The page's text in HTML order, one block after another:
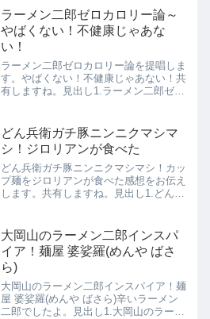
ラーメン二郎ゼロカロリー論～
やばくない！不健康じゃあな
い！
ラーメン二郎ゼロカロリー論を提唱しま
す。やばくない！不健康じゃあない！共
有しますね。見出し1.ラーメン二郎ゼロ
証する方法と効果、根拠スポンサーリン
ク (adsbygo...
どん兵衛ガチ豚ニンニクマシマ
シ！ジロリアンが食べた
どん兵衛ガチ豚ニンニクマシマシ！カッ
プ麺をジロリアンが食べた感想をお伝え
します。共有しますね。見出し1.どん兵
であえて言うならこの店！3.カップ麺の
中ではカナリ好きな...
大岡山のラーメン二郎インスパ
イア！麺屋 婆娑羅(めんや ばさ
ら)
大岡山のラーメン二郎インスパイア！麺
屋 婆娑羅(めんや ばさら)辛いラーメン
二郎でしたよ。見出し1.大岡山のラーメ